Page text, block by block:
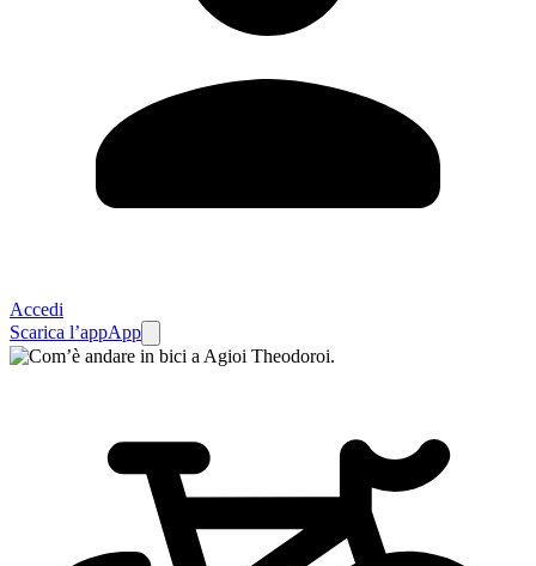
Accedi
Scarica l’appApp